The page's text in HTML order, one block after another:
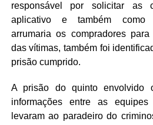
responsável por solicitar as
aplicativo e também como
arrumaria os compradores
das vítimas, também foi
prisão cumprido.
A prisão do quinto envolvido
informações entre as
levaram ao paradeiro do